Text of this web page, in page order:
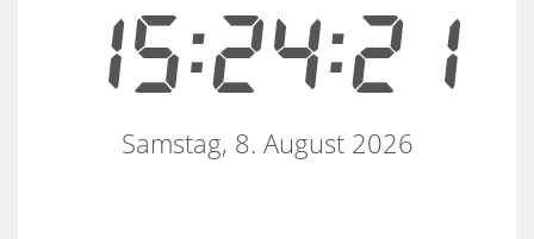
15:24:21
Samstag, 8. August 2026